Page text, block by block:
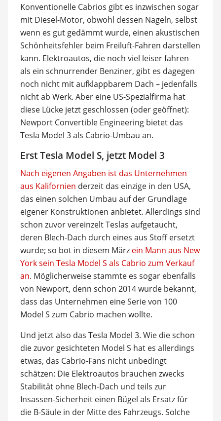
Konventionelle Cabrios gibt es inzwischen sogar
mit Diesel-Motor, obwohl dessen Nageln, selbst
wenn es gut gedämmt wurde, einen akustischen
Schönheitsfehler beim Freiluft-Fahren darstellen
kann. Elektroautos, die noch viel leiser fahren
als ein schnurrender Benziner, gibt es dagegen
noch nicht mit aufklappbarem Dach – jedenfalls
nicht ab Werk. Aber eine US-Spezialfirma hat
diese Lücke jetzt geschlossen (oder geöffnet):
Newport Convertible Engineering bietet das
Tesla Model 3 als Cabrio-Umbau an.
Erst Tesla Model S, jetzt Model 3
Nach eigenen Angaben ist das Unternehmen
aus Kalifornien derzeit das einzige in den USA,
das einen solchen Umbau auf der Grundlage
eigener Konstruktionen anbietet. Allerdings sind
schon zuvor vereinzelt Teslas aufgetaucht,
deren Blech-Dach durch eines aus Stoff ersetzt
wurde; so bot in diesem März ein Mann aus New
York sein Tesla Model S als Cabrio zum Verkauf
an. Möglicherweise stammte es sogar ebenfalls
von Newport, denn schon 2014 wurde bekannt,
dass das Unternehmen eine Serie von 100
Model S zum Cabrio machen wollte.
Und jetzt also das Tesla Model 3. Wie die schon
die zuvor gesichteten Model S hat es allerdings
etwas, das Cabrio-Fans nicht unbedingt
schätzen: Die Elektroautos brauchen zwecks
Stabilität ohne Blech-Dach und teils zur
Insassen-Sicherheit einen Bügel als Ersatz für
die B-Säule in der Mitte des Fahrzeugs. Solche